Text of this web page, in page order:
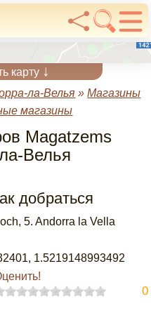
карту ↓
ла-Велья »Магазины
магазины
Magatzems
Велья
добраться
5. Andorra la Vella
, 1.5219148993492
0